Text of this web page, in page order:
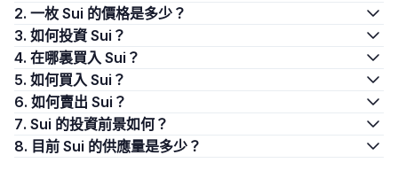
2. 一枚 Sui 的價格是多少？
3. 如何投資 Sui？
4. 在哪裏買入 Sui？
5. 如何買入 Sui？
6. 如何賣出 Sui？
7. Sui 的投資前景如何？
8. 目前 Sui 的供應量是多少？